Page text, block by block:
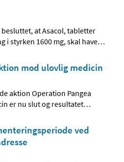
at Asacol, tabletter
i styrken 1600 mg, skal have…
mod ulovlig medicin
aktion Operation Pangea
er nu slut og resultatet…
ved